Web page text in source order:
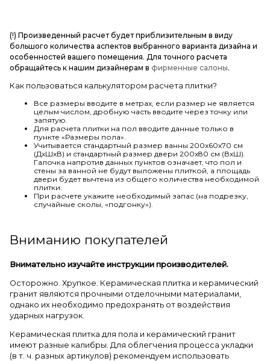
(!) Произведенный расчет будет приблизительным в виду
большого количества аспектов выбранного варианта дизайна и
особенностей вашего помещения. Для точного расчета
обращайтесь к нашим дизайнерам в фирменные салоны.
Как пользоваться калькулятором расчета плитки?
Все размеры вводите в метрах, если размер не является
целым числом, дробную часть вводите через точку или
запятую.
Для расчета плитки на пол вводите данные только в
пункте «Размеры пола».
Учитывается стандартный размер ванны 200х60х70 см
(ДхШхВ) и стандартный размер двери 200х80 см (ВхШ).
Галочка напротив данных пунктов означает, что пол и
стены за ванной не будут выложены плиткой, а площадь
двери будет вычтена из общего количества необходимой
плитки.
При расчете укажите необходимый запас (на подрезку,
случайные сколы, «подгонку»).
Вниманию покупателей
Внимательно изучайте инструкции производителей.
Осторожно. Хрупкое. Керамическая плитка и керамический
гранит являются прочными отделочными материалами,
однако их необходимо предохранять от воздействия
ударных нагрузок.
Керамическая плитка для пола и керамический гранит
имеют разные калибры. Для облегчения процесса укладки
(в т. ч. разных артикулов) рекомендуем использовать